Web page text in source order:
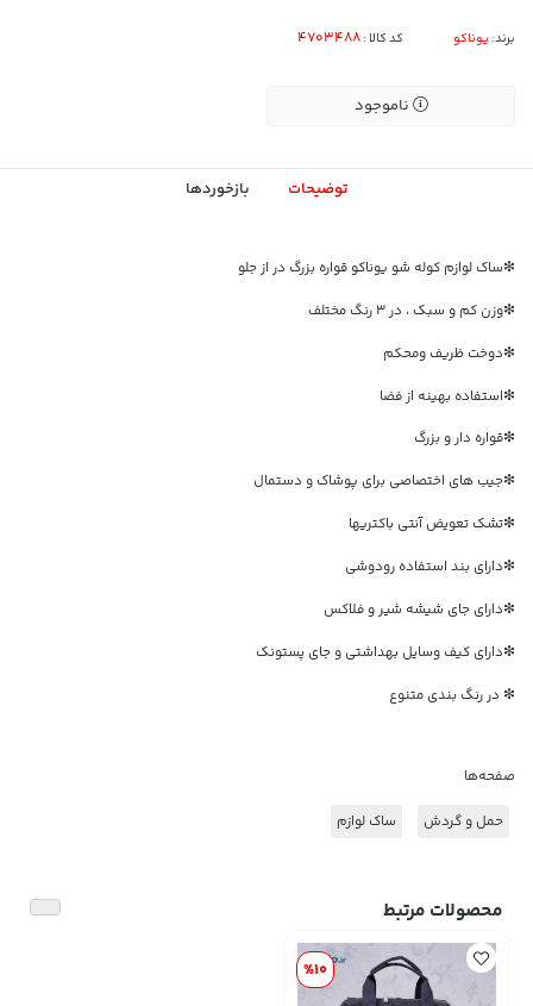
برند:یوناکو کد کالا :
ناموجود
توضیحات بازخوردها
❇ساک لوازم کوله شو یوناکو قواره بزرگ در از جلو
❇وزن کم و سبک ، در ۳ رنگ مختلف
❇دوخت ظریف ومحکم
❇استفاده بهینه از فضا
❇قواره دار و بزرگ
❇جیب های اختصاصی برای پوشاک و دستمال
❇تشک تعویض آنتی باکتریها
❇دارای بند استفاده رودوشی
❇دارای جای شیشه شیر و فلاکس
❇دارای کیف وسایل بهداشتی و جای پستونک
❇ در رنگ بندی متنوع
صفحه‌ها
حمل و گردش ساک لوازم
محصولات مرتبط
%10